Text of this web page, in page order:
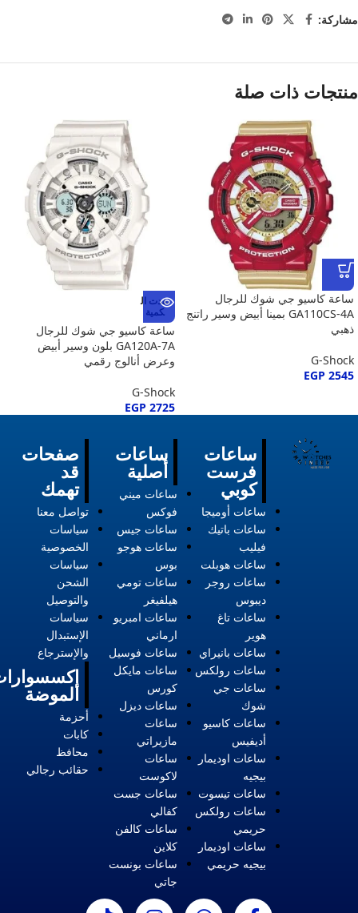
مشاركة:
منتجات ذات صلة
ساعة كاسيو جي شوك للرجال
GA110CS-4A بمينا أبيض وسير راتنج
ذهبي
G-Shock
EGP 2545
نفدت ال
كمية
ساعة كاسيو جي شوك للرجال
GA120A-7A بلون وسير أبيض
وعرض أنالوج رقمي
G-Shock
EGP 2725
صفحات
قد
تهمك
تواصل معنا
سياسات
الخصوصية
سياسات
الشحن
والتوصيل
سياسات
الإستبدال
والإسترجاع
الموضة
أحزمة
كابات
محافظ
حقائب رجالي
ساعات
أصلية
ساعات ميني
فوكس
ساعات جيس
ساعات هوجو
بوس
ساعات تومي
هيلفيغر
ساعات امبريو
ارماني
ساعات فوسيل
ساعات مايكل
كورس
ساعات ديزل
ساعات
مازيراتي
ساعات
لاكوست
ساعات جست
كفالي
ساعات كالفن
كلاين
ساعات بونست
جاتي
ساعات
فرست
كوبي
ساعات أوميجا
ساعات باتيك
فيليب
ساعات هوبلت
ساعات روجر
ديبوس
ساعات تاغ
هوير
ساعات بانيراي
ساعات رولكس
ساعات جي
شوك
ساعات كاسيو
أديفيس
ساعات اوديمار
بيجيه
ساعات تيسوت
ساعات رولكس
حريمي
ساعات اوديمار
بيجيه حريمي